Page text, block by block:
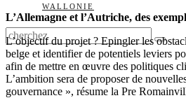
WALLONIE
L’Allemagne et l’Autriche, des
L’objectif du projet ? Epingler les
belge et identifier de potentiels leviers
afin de mettre en œuvre des politiques
L’ambition sera de proposer de
gouvernance », résume la Pre